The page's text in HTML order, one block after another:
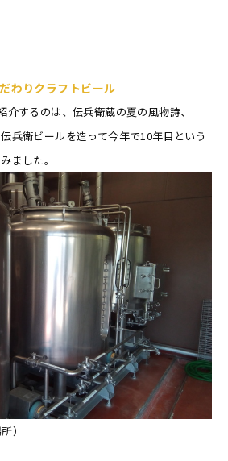
わりクラフトビール
するのは、伝兵衛蔵の夏の風物詩、
兵衛ビールを造って今年で10年目という
ました。
）